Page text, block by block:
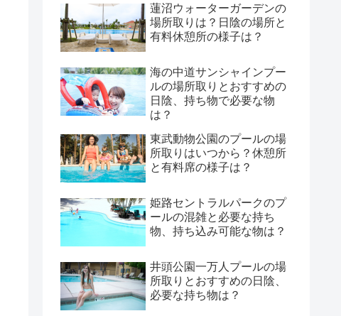
蓮沼ウォーターガーデンの
場所取りは？日陰の場所と
有料休憩所の様子は？
海の中道サンシャインプー
ルの場所取りとおすすめの
日陰、持ち物で必要な物
は？
東武動物公園のプールの場
所取りはいつから？休憩所
と有料席の様子は？
姫路セントラルパークのプ
ールの混雑と必要な持ち
物、持ち込み可能な物は？
井頭公園一万人プールの場
所取りとおすすめの日陰、
必要な持ち物は？